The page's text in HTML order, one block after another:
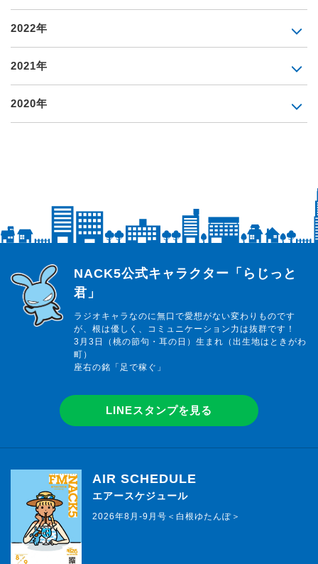
2022年
2021年
2020年
らじっと君
NACK5公式キャラクター「らじっと
君」
ラジオキャラなのに無口で愛想がない変わりものです
が、根は優しく、コミュニケーション力は抜群です！
3月3日（桃の節句・耳の日）生まれ（出生地はときがわ
町）
座右の銘「足で稼ぐ」
LINEスタンプを見る
AIR SCHEDULE
エアースケジュール
2026年8月-9月号＜白根ゆたんぽ＞